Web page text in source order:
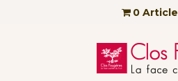
Passer au contenu principal0 Article